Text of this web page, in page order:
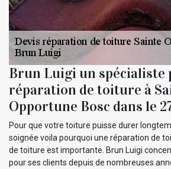
Brun Luigi un spécialiste
réparation de toiture à
Opportune Bosc dans le
Pour que votre toiture puisse durer
soignée voila pourquoi une réparation de
de toiture est importante. Brun Luigi
pour ses clients depuis de nombreuses